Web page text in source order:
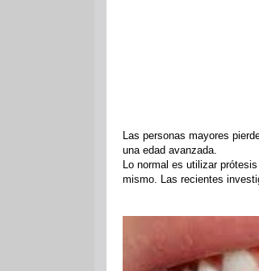
Las personas mayores
una edad avanzada.
Lo normal es utilizar
mismo. Las recientes